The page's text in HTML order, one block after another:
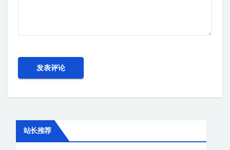
站长推荐